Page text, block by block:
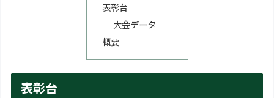
表彰台
大会データ
概要
表彰台